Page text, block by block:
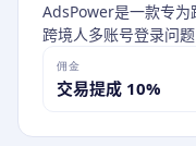
AdsPower是一款专为
跨境人多账号登录问
佣金
交易提成 10%